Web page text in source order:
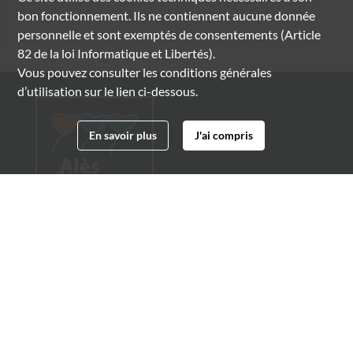
bon fonctionnement. Ils ne contiennent aucune donnée
personnelle et sont exemptés de consentements (Article
82 de la loi Informatique et Libertés).
Vous pouvez consulter les conditions générales
d’utilisation sur le lien ci-dessous.
En savoir plus J'ai compris